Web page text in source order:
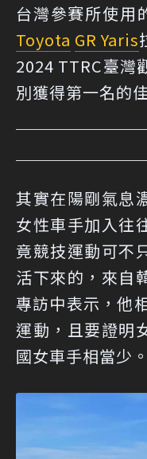
台灣參賽所使用
Toyota GR Yaris
2024 TTRC臺灣
別獲得第一名的
其實在陽剛氣息
女性車手加入往
竟競技運動可不
活下來的，來自
專訪中表示，他
運動，且要證明
國女車手相當少。